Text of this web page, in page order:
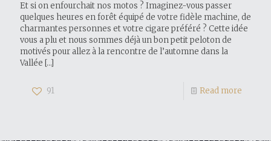
Et si on enfourchait nos motos ? Imaginez-vous passer
quelques heures en forêt équipé de votre fidèle machine, de
charmantes personnes et votre cigare préféré ? Cette idée
vous a plu et nous sommes déjà un bon petit peloton de
motivés pour allez à la rencontre de l’automne dans la
Vallée […]
91 Read more